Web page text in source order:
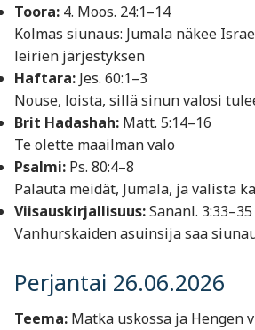
Toora: 4. Moos. 24:1–14
Kolmas siunaus: Jumala näkee
leirien järjestyksen
Haftara: Jes. 60:1–3
Nouse, loista, sillä sinun valosi
Brit Hadashah: Matt. 5:14–16
Te olette maailman valo
Psalmi: Ps. 80:4–8
Palauta meidät, Jumala, ja valista
Viisauskirjallisuus:Sananl. 3:33–35
Vanhurskaiden asuinsija saa
Perjantai 26.06.2026
Teema: Matka uskossa ja Hengen